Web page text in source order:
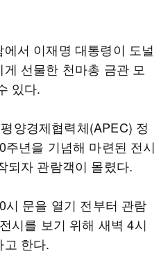
서 이재명 대통령이 도널
선물한 천마총 금관 모
있다.
양경제협력체(APEC) 정
년을 기념해 마련된 전시
되자 관람객이 몰렸다.
시 문을 열기 전부터 관람
시를 보기 위해 새벽 4시
한다.